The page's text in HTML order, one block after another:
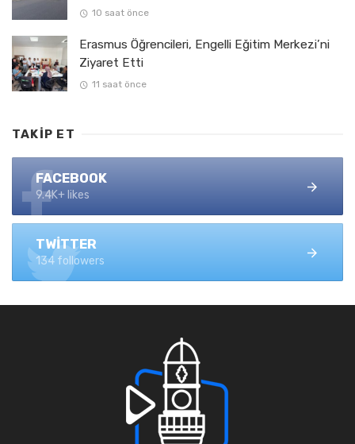
10 saat önce
Erasmus Öğrencileri, Engelli Eğitim Merkezi’ni
Ziyaret Etti
11 saat önce
TAKIP ET
FACEBOOK
9.4K+ likes
TWITTER
134 followers